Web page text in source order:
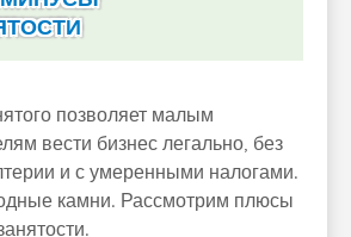
позволяет малым
вести бизнес легально, без
и с умеренными налогами.
камни. Рассмотрим плюсы